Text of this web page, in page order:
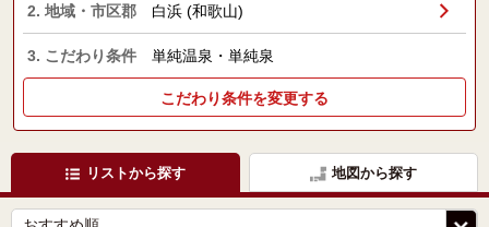
2. 地域・市区郡 白浜 (和歌山)
3. こだわり条件 単純温泉・単純泉
こだわり条件を変更する
リストから探す 地図から探す